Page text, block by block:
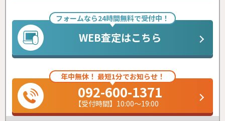
フォームなら24時間無料で受付中！
WEB査定はこちら
年中無休！ 最短1分でお知らせ！
092-600-1371
【受付時間】10:00～19:00